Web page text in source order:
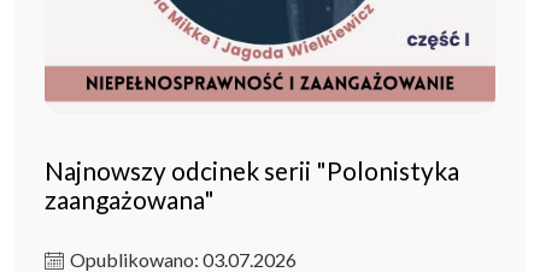
Najnowszy odcinek serii "Polonistyka
zaangażowana"
Opublikowano: 03.07.2026